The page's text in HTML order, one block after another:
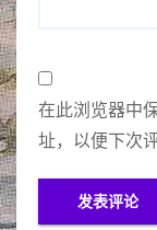
在此浏览器中
址，以便下次